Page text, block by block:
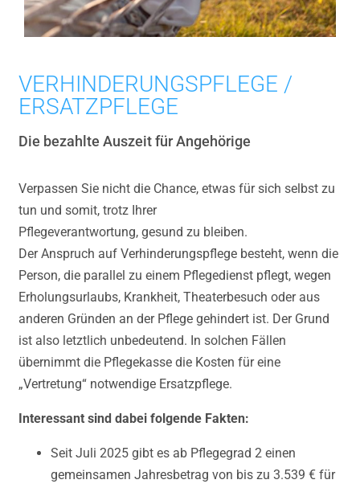
VERHINDERUNGSPFLEGE /
ERSATZPFLEGE
Die bezahlte Auszeit für Angehörige
Verpassen Sie nicht die Chance, etwas für sich selbst zu
tun und somit, trotz Ihrer
Pflegeverantwortung, gesund zu bleiben.
Der Anspruch auf Verhinderungspflege besteht, wenn die
Person, die parallel zu einem Pflegedienst pflegt, wegen
Erholungsurlaubs, Krankheit, Theaterbesuch oder aus
anderen Gründen an der Pflege gehindert ist. Der Grund
ist also letztlich unbedeutend. In solchen Fällen
übernimmt die Pflegekasse die Kosten für eine
„Vertretung“ notwendige Ersatzpflege.
Interessant sind dabei folgende Fakten:
Seit Juli 2025 gibt es ab Pflegegrad 2 einen
gemeinsamen Jahresbetrag von bis zu 3.539 € für